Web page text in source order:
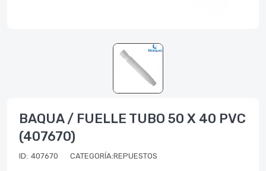
BAQUA / FUELLE TUBO 50 X 40 PVC
(407670)
ID: 407670 CATEGORÍA:REPUESTOS